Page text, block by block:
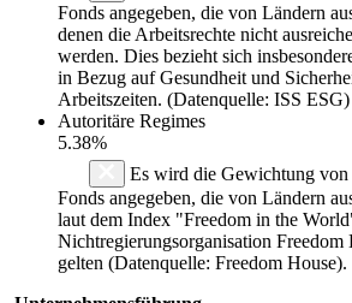
Fonds angegeben, die von Ländern
denen die Arbeitsrechte nicht
werden. Dies bezieht sich
in Bezug auf Gesundheit und
Arbeitszeiten. (Datenquelle: ISS ESG)
Autoritäre Regimes
5.38%
Es wird die Gewichtung von
Fonds angegeben, die von Ländern
laut dem Index "Freedom in the
Nichtregierungsorganisation
gelten (Datenquelle: Freedom House).